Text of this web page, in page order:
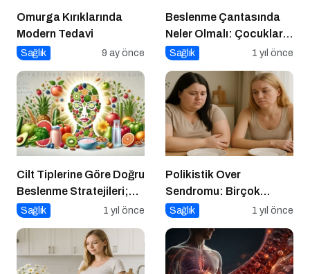
Omurga Kırıklarında
Modern Tedavi
Sağlık 9 ay önce
Beslenme Çantasında
Neler Olmalı: Çocuklar
İçin Lezzetli ve Dengeli
Sağlık 1 yıl önce
Cilt Tiplerine Göre Doğru
Beslenme Stratejileri;
Genç ve Parlak Cilt İçin
Sağlık 1 yıl önce
Polikistik Over
Sendromu: Birçok
Kadının Sessiz Yoldaşı
Sağlık 1 yıl önce